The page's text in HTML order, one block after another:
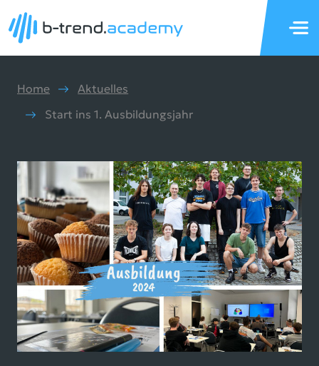
Home
Aktuelles
Start ins 1. Ausbildungsjahr